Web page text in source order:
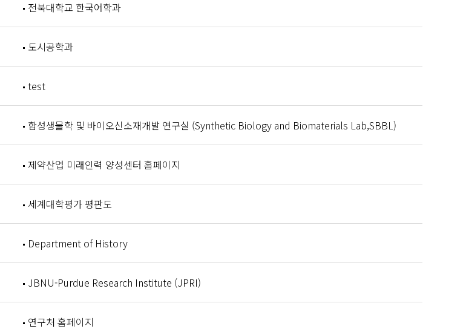
전북대학교 한국어학과
도시공학과
test
합성생물학 및 바이오신소재개발 연구실 (Synthetic Biology and Biomaterials Lab,SBBL)
제약산업 미래인력 양성센터 홈페이지
세계대학평가 평판도
Department of History
JBNU-Purdue Research Institute (JPRI)
연구처 홈페이지